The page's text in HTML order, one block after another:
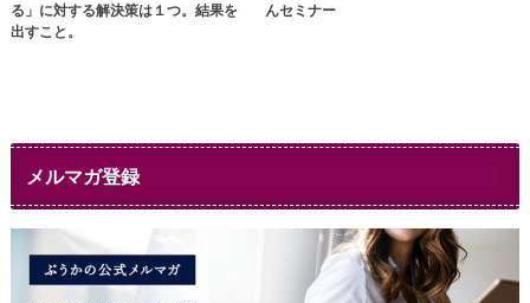
る」に対する解決策は１つ。結果を
出すこと。
んセミナー
メルマガ登録